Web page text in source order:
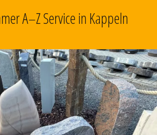
A–Z Service in Kappeln